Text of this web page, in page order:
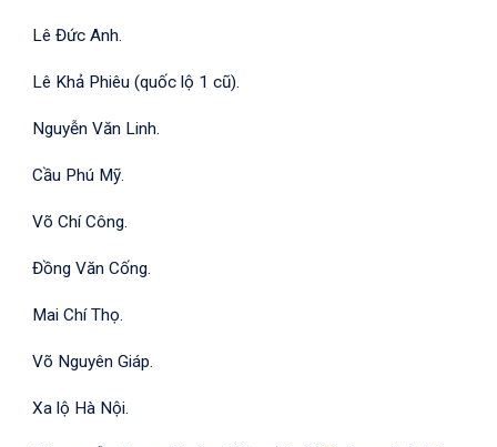
Lê Đức Anh.
Lê Khả Phiêu (quốc lộ 1 cũ).
Nguyễn Văn Linh.
Cầu Phú Mỹ.
Võ Chí Công.
Đồng Văn Cống.
Mai Chí Thọ.
Võ Nguyên Giáp.
Xa lộ Hà Nội.